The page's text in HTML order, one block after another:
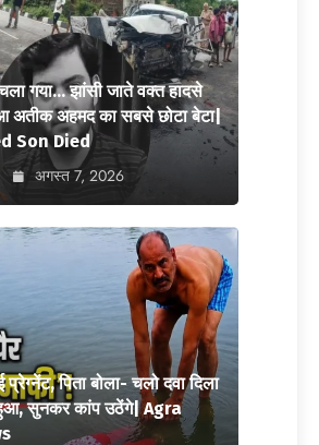
गया… झांसी जाते वक्त हादसे
अतीक अहमद का सबसे छोटा बेटा|
Son Died
अगस्त 7, 2026
प्रेग्नेंट, पिता बोला- चलो दवा दिला
सुनकर कांप उठेंगे| Agra